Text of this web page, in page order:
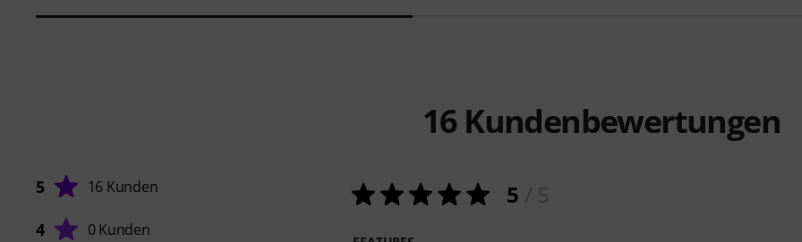
16Kundenbewertungen
5 16 Kunden
4 0 Kunden
5